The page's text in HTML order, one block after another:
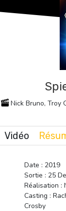
Nick Bruno, Troy
Vidéo
Date : 2019
Sortie : 25
Réalisation :
Casting :
Crosby